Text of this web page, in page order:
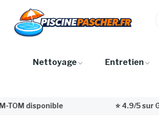
Nettoyage Entretien
⭐ 4.9/5 sur Google